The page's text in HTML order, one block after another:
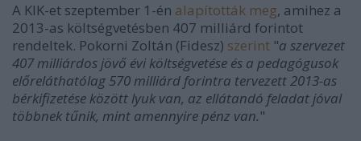
A KIK-et szeptember 1-én alapították meg, amihez a
2013-as költségvetésben 407 milliárd forintot
rendeltek. Pokorni Zoltán (Fidesz) szerint "a szervezet
407 milliárdos jövő évi költségvetése és a pedagógusok
előreláthatólag 570 milliárd forintra tervezett 2013-as
bérkifizetése között lyuk van, az ellátandó feladat jóval
többnek tűnik, mint amennyire pénz van."